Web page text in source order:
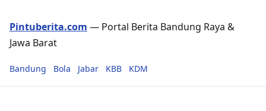
Pintuberita.com — Portal Berita Bandung Raya &
Jawa Barat
Bandung Bola Jabar KBB KDM